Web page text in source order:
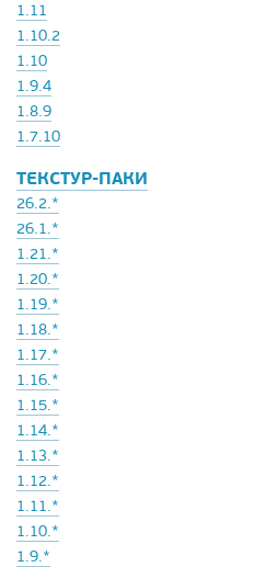
1.11
1.10.2
1.10
1.9.4
1.8.9
1.7.10
ТЕКСТУР-ПАКИ
26.2.*
26.1.*
1.21.*
1.20.*
1.19.*
1.18.*
1.17.*
1.16.*
1.15.*
1.14.*
1.13.*
1.12.*
1.11.*
1.10.*
1.9.*